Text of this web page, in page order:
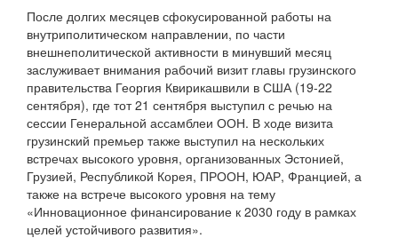
После долгих месяцев сфокусированной работы на
внутриполитическом направлении, по части
внешнеполитической активности в минувший месяц
заслуживает внимания рабочий визит главы грузинского
правительства Георгия Квирикашвили в США (19-22
сентября), где тот 21 сентября выступил с речью на
сессии Генеральной ассамблеи ООН. В ходе визита
грузинский премьер также выступил на нескольких
встречах высокого уровня, организованных Эстонией,
Грузией, Республикой Корея, ПРООН, ЮАР, Францией, а
также на встрече высокого уровня на тему
«Инновационное финансирование к 2030 году в рамках
целей устойчивого развития».